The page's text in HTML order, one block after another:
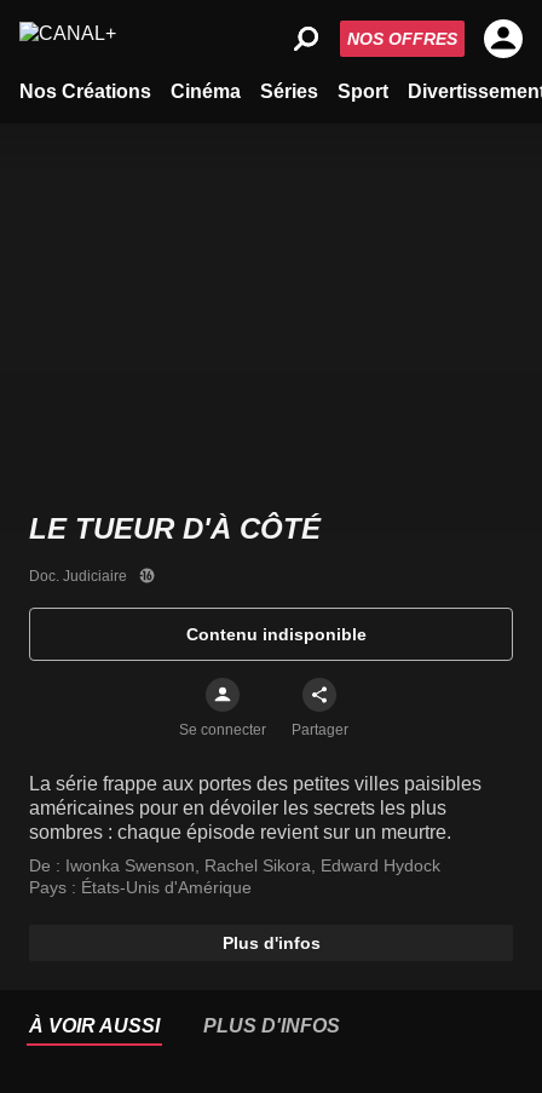
Nos Créations Cinéma Séries Sport
NOS OFFRES
LE TUEUR D'À CÔTÉ
Doc. Judiciaire
Contenu indisponible
Se connecter Partager
La série frappe aux portes des petites villes paisibles
américaines pour en dévoiler les secrets les plus
sombres : chaque épisode revient sur un meurtre.
De : Iwonka Swenson Rachel Sikora
Edward Hydock
Pays : États-Unis d'Amérique
Plus d'infos
À VOIR AUSSI PLUS D'INFOS